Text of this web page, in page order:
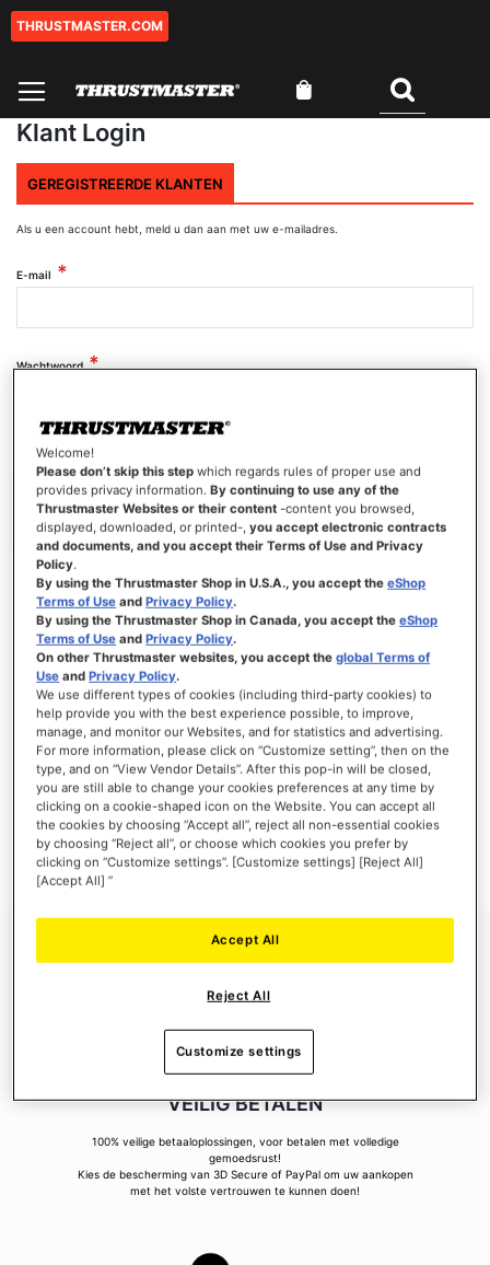
Ga
inhoud
THRUSTMASTER.COM
Klant Login
GEREGISTREERDE KLANTEN
Als u een account hebt, meld u dan aan met uw e-mailadres.
E-mail
Wachtwoord
Wachtwoord tonen
INLOGGEN
Wachtwoord vergeten?
NIEUWE KLANTEN
Het aanmaken van een account heeft vele voordelen: sneller afhandelen, meer dan
één adres registreren, volgen van bestellingen en meer.
ACCOUNT AANMAKEN
VEILIG BETALEN
100% veilige betaaloplossingen, voor betalen met volledige
gemoedsrust!
Kies de bescherming van 3D Secure of PayPal om uw aankopen
met het volste vertrouwen te kunnen doen!
Welcome!
Please don’t skip this step which regards rules of proper use and
provides privacy information.By continuing to use any of the
Thrustmaster Websites or their content -content you browsed,
displayed, downloaded, or printed-,you accept electronic contracts
and documents, and you accept their Terms of Use and Privacy
Policy.
By using the Thrustmaster Shop in U.S.A., you accept theeShop
Terms of Use andPrivacy Policy.
By using the Thrustmaster Shop in Canada, you accept theeShop
Terms of Use andPrivacy Policy.
On other Thrustmaster websites, you accept theglobal Terms of
Use andPrivacy Policy.
We use different types of cookies (including third-party cookies) to
help provide you with the best experience possible, to improve,
manage, and monitor our Websites, and for statistics and advertising.
For more information, please click on “Customize setting”, then on the
type, and on “View Vendor Details”. After this pop-in will be closed,
you are still able to change your cookies preferences at any time by
clicking on a cookie-shaped icon on the Website. You can accept all
the cookies by choosing “Accept all”, reject all non-essential cookies
by choosing “Reject all”, or choose which cookies you prefer by
clicking on “Customize settings”. [Customize settings] [Reject All]
[Accept All] ”
Reject All
Accept All
Customize settings